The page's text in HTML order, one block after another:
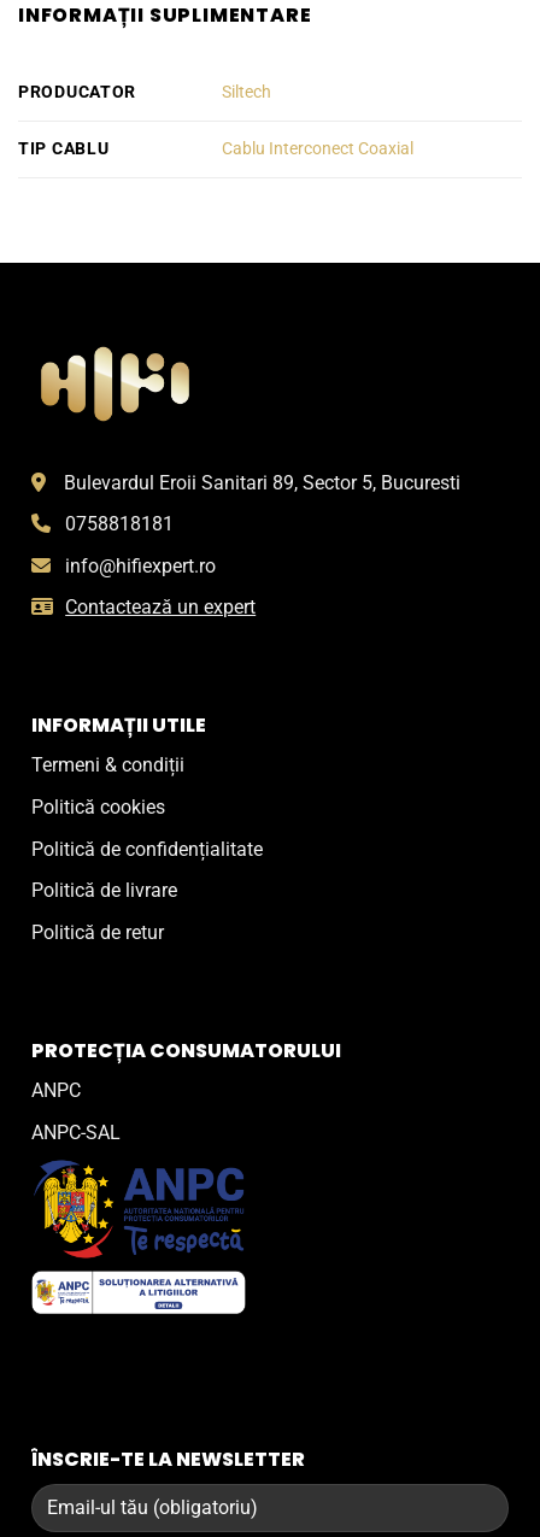
INFORMAȚII SUPLIMENTARE
PRODUCATOR Siltech
TIP CABLU Cablu Interconect Coaxial
Bulevardul Eroii Sanitari 89, Sector 5, Bucuresti
0758818181
info@hifiexpert.ro
Contactează un expert
INFORMAȚII UTILE
Termeni & condiții
Politică cookies
Politică de confidențialitate
Politică de livrare
Politică de retur
PROTECȚIA CONSUMATORULUI
ANPC
ANPC-SAL
ÎNSCRIE-TE LA NEWSLETTER